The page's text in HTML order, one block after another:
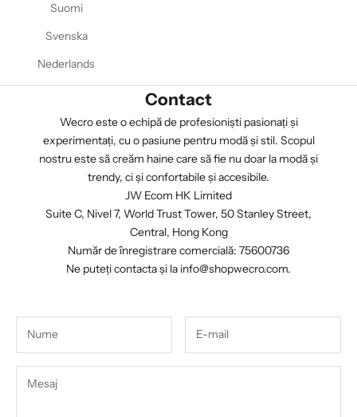
Suomi
Svenska
Nederlands
Contact
Wecro este o echipă de profesioniști pasionați și
experimentați, cu o pasiune pentru modă și stil. Scopul
nostru este să creăm haine care să fie nu doar la modă și
trendy, ci și confortabile și accesibile.
JW Ecom HK Limited
Suite C, Nivel 7, World Trust Tower, 50 Stanley Street,
Central, Hong Kong
Număr de înregistrare comercială: 75600736
Ne puteți contacta și la info@shopwecro.com.